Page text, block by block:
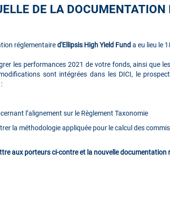
DE LA DOCUMENTATION
réglementaired'Ellipsis High Yield Fund a eu lieu le
les performances 2021 de votre fonds, ainsi que
sont intégrées dans les DICI, le
l’alignement sur le Règlement Taxonomie
la méthodologie appliquée pour le calcul des
aux porteurs ci-contre et la nouvelle documentation